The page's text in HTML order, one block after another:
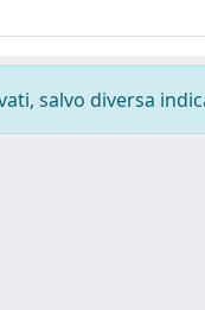
salvo diversa